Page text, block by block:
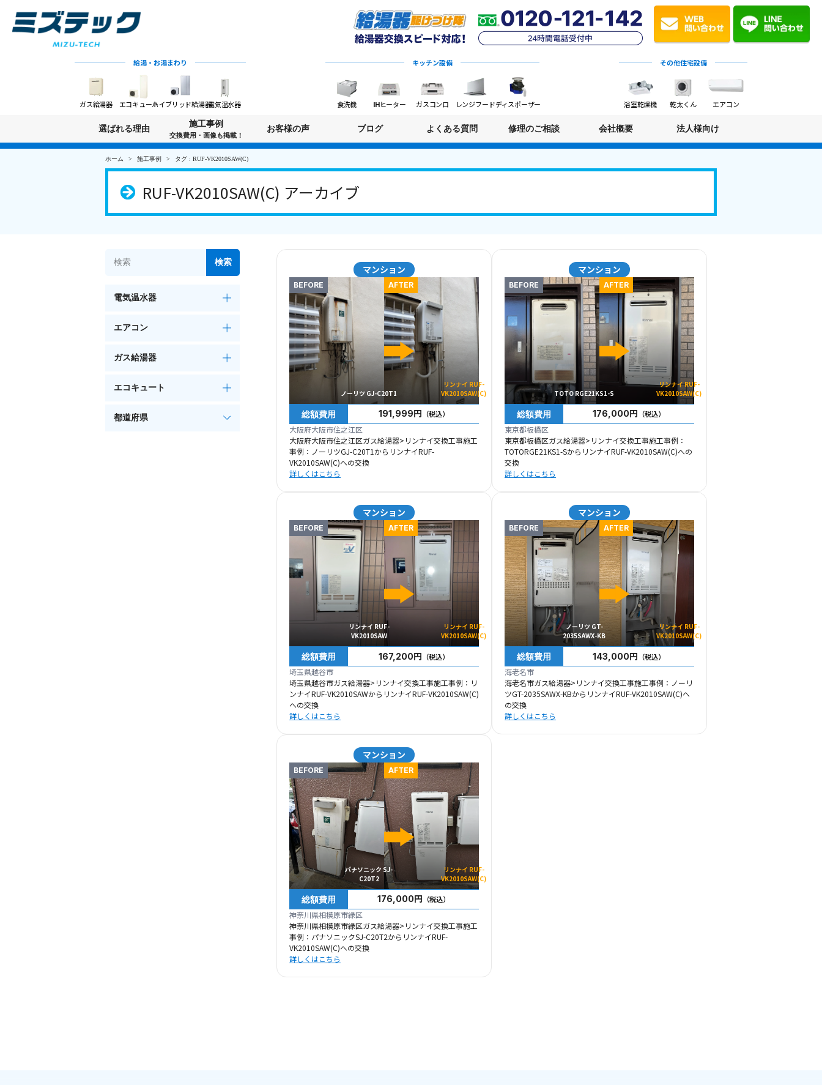
給湯・お湯まわり
ガス給湯器 エコキュートハイブリッド給湯器電気温水器
キッチン設備
食洗機 IHヒーター ガスコンロ レンジフードディスポーザー
その他住宅設備
浴室乾燥機 乾太くん エアコン
選ばれる理由
施工事例
交換費用・画像も掲載！
お客様の声 ブログ よくある質問 修理のご相談 会社概要 法人様向け
ホーム 施工事例 タグ : RUF-VK2010SAW(C)
RUF-VK2010SAW(C) アーカイブ
マンション
BEFORE
ノーリツ GJ-C20T1
AFTER
リンナイ RUF-
VK2010SAW(C)
総額費用 191,999円 （税込）
大阪府大阪市住之江区
大阪府大阪市住之江区ガス給湯器>リンナイ交換工事施工
事例：ノーリツGJ-C20T1からリンナイRUF-
VK2010SAW(C)への交換
詳しくはこちら
マンション
BEFORE
TOTO RGE21KS1-S
AFTER
リンナイ RUF-
VK2010SAW(C)
総額費用 176,000円 （税込）
東京都板橋区
東京都板橋区ガス給湯器>リンナイ交換工事施工事例：
TOTORGE21KS1-SからリンナイRUF-VK2010SAW(C)への
交換
詳しくはこちら
マンション
BEFORE
リンナイ RUF-
VK2010SAW
AFTER
リンナイ RUF-
VK2010SAW(C)
総額費用 167,200円 （税込）
埼玉県越谷市
埼玉県越谷市ガス給湯器>リンナイ交換工事施工事例：リ
ンナイRUF-VK2010SAWからリンナイRUF-VK2010SAW(C)
への交換
詳しくはこちら
マンション
BEFORE
ノーリツ GT-
2035SAWX-KB
AFTER
リンナイ RUF-
VK2010SAW(C)
総額費用 143,000円 （税込）
海老名市
海老名市ガス給湯器>リンナイ交換工事施工事例：ノーリ
ツGT-2035SAWX-KBからリンナイRUF-VK2010SAW(C)へ
の交換
詳しくはこちら
マンション
BEFORE
パナソニック SJ-
C20T2
AFTER
リンナイ RUF-
VK2010SAW(C)
総額費用 176,000円 （税込）
神奈川県相模原市緑区
神奈川県相模原市緑区ガス給湯器>リンナイ交換工事施工
事例：パナソニックSJ-C20T2からリンナイRUF-
VK2010SAW(C)への交換
詳しくはこちら
電気温水器
エアコン
ガス給湯器
エコキュート